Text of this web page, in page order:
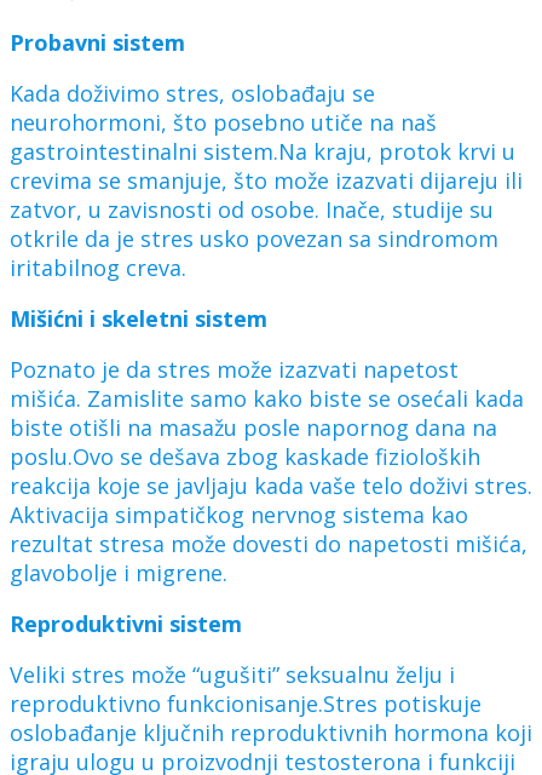
Probavni sistem
Kada doživimo stres, oslobađaju se
neurohormoni, što posebno utiče na naš
gastrointestinalni sistem.Na kraju, protok krvi u
crevima se smanjuje, što može izazvati dijareju ili
zatvor, u zavisnosti od osobe. Inače, studije su
otkrile da je stres usko povezan sa sindromom
iritabilnog creva.
Mišićni i skeletni sistem
Poznato je da stres može izazvati napetost
mišića. Zamislite samo kako biste se osećali kada
biste otišli ​​na masažu posle napornog dana na
poslu.Ovo se dešava zbog kaskade fizioloških
reakcija koje se javljaju kada vaše telo doživi stres.
Aktivacija simpatičkog nervnog sistema kao
rezultat stresa može dovesti do napetosti mišića,
glavobolje i migrene.
Reproduktivni sistem
Veliki stres može “ugušiti” seksualnu želju i
reproduktivno funkcionisanje.Stres potiskuje
oslobađanje ključnih reproduktivnih hormona koji
igraju ulogu u proizvodnji testosterona i funkciji